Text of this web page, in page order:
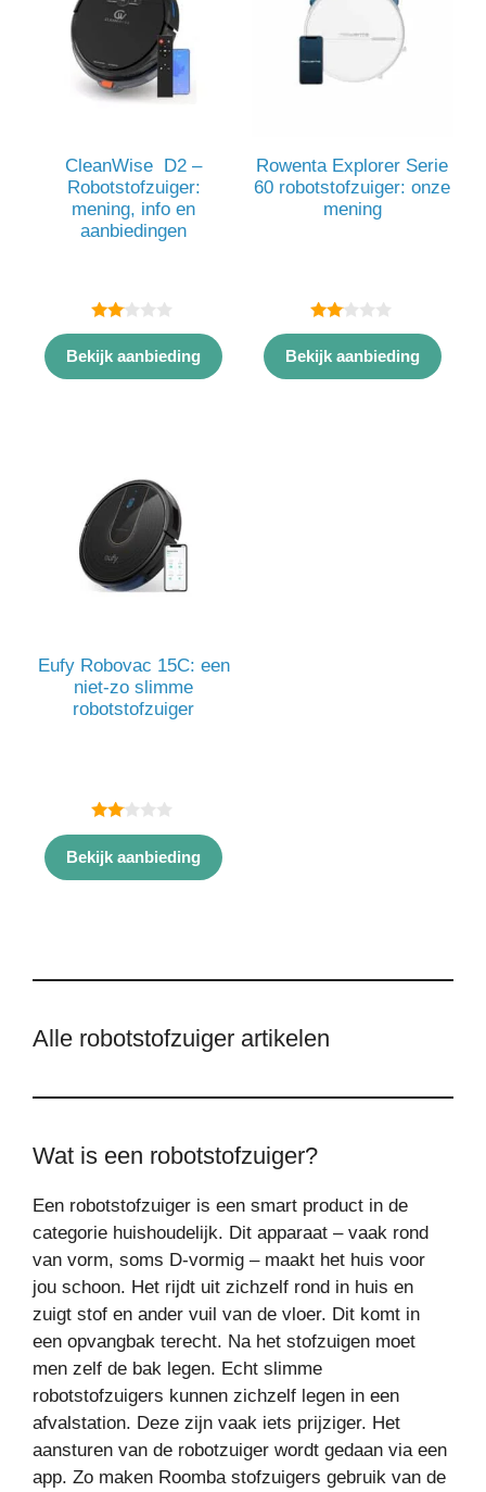
CleanWise D2 –
Robotstofzuiger:
mening, info en
aanbiedingen
2.00
van
5
Bekijk aanbieding
Rowenta Explorer Serie
60 robotstofzuiger: onze
mening
2.00
van
5
Bekijk aanbieding
Eufy Robovac 15C: een
niet-zo slimme
robotstofzuiger
2.00
van
5
Bekijk aanbieding
Alle robotstofzuiger artikelen
Wat is een robotstofzuiger?
Een robotstofzuiger is een smart product in de
categorie huishoudelijk. Dit apparaat – vaak rond
van vorm, soms D-vormig – maakt het huis voor
jou schoon. Het rijdt uit zichzelf rond in huis en
zuigt stof en ander vuil van de vloer. Dit komt in
een opvangbak terecht. Na het stofzuigen moet
men zelf de bak legen. Echt slimme
robotstofzuigers kunnen zichzelf legen in een
afvalstation. Deze zijn vaak iets prijziger. Het
aansturen van de robotzuiger wordt gedaan via een
app. Zo maken Roomba stofzuigers gebruik van de